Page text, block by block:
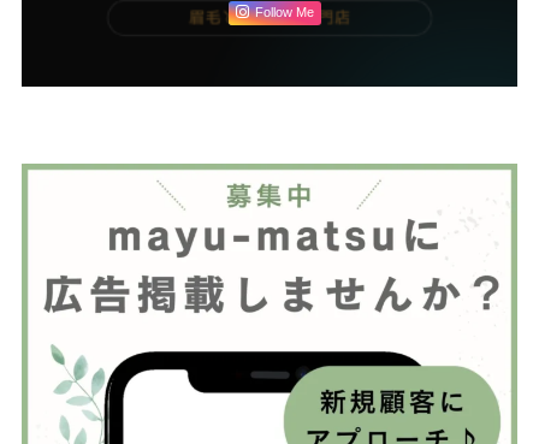
Follow Me